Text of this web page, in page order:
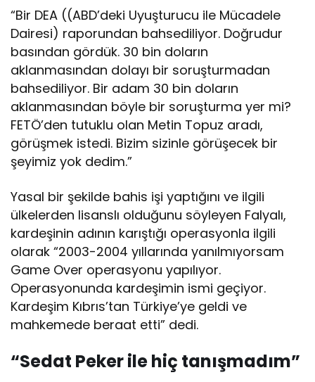
“Bir DEA ((ABD’deki Uyuşturucu ile Mücadele
Dairesi) raporundan bahsediliyor. Doğrudur
basından gördük. 30 bin doların
aklanmasından dolayı bir soruşturmadan
bahsediliyor. Bir adam 30 bin doların
aklanmasından böyle bir soruşturma yer mi?
FETÖ’den tutuklu olan Metin Topuz aradı,
görüşmek istedi. Bizim sizinle görüşecek bir
şeyimiz yok dedim.”
Yasal bir şekilde bahis işi yaptığını ve ilgili
ülkelerden lisanslı olduğunu söyleyen Falyalı,
kardeşinin adının karıştığı operasyonla ilgili
olarak “2003-2004 yıllarında yanılmıyorsam
Game Over operasyonu yapılıyor.
Operasyonunda kardeşimin ismi geçiyor.
Kardeşim Kıbrıs’tan Türkiye’ye geldi ve
mahkemede beraat etti” dedi.
“Sedat Peker ile hiç tanışmadım”